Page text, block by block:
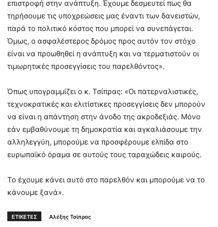
επιστροφή στην ανάπτυξη. Έχουμε δεσμευτεί πως θα
τηρήσουμε τις υποχρεώσεις μας έναντι των δανειστών,
παρά το πολιτικό κόστος που μπορεί να συνεπάγεται.
Όμως, ο ασφαλέστερος δρόμος προς αυτόν τον στόχο
είναι να προωθηθεί η ανάπτυξη και να τερματιστούν οι
τιμωρητικές προσεγγίσεις του παρελθόντος».
Όπως υπογραμμίζει ο κ. Τσίπρας: «Οι πατερναλιστικές,
τεχνοκρατικές και ελιτίστικες προσεγγίσεις δεν μπορούν
να είναι η απάντηση στην άνοδο της ακροδεξιάς. Μόνο
εάν εμβαθύνουμε τη δημοκρατία και αγκαλιάσουμε την
αλληλεγγύη, μπορούμε να προσφέρουμε ελπίδα στο
ευρωπαϊκό όραμα σε αυτούς τους ταραχώδεις καιρούς.
Το έχουμε κάνει αυτό στο παρελθόν και μπορούμε να το
κάνουμε ξανά».
ΕΤΙΚΕΤΕΣ Αλέξης Τσίπρας